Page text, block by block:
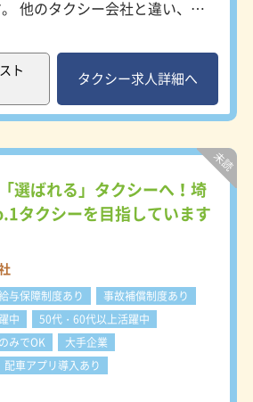
・中高年活躍
、国
スト、セレブにもご利用いただ
人の場合は、観光や
、社員旅行のグループでの依頼
。 『ジュンタク』の評判はど
続いていますので さらにドラ
安定した集客＞ 全車両に配車
「GO」「Uber」を導入し、手
すべて会社負担！ 料金は一般
での移動を希望されるお客様が多
社に比べて圧倒的に集客が有
。 効率よくお客様を乗せられ
、売上も安定します。 入社後
負担で二種免許を取得できま
経験でも成長できる教育体制
ており、「選ばれるドライバ
ト
タクシー求人詳細へ
選ばれる」タクシーへ！埼
タクシーを目指しています
与保障制度あり
事故補償制度あり
中
50代・60代以上活躍中
みでOK
大手企業
配車アプリ導入あり